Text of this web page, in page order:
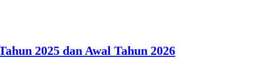
2025 dan Awal Tahun 2026